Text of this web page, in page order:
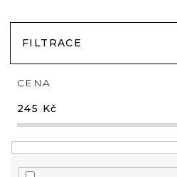
FILTRACE
CENA
245 Kč